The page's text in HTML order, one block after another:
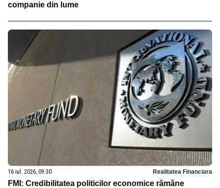
companie din lume
16 iul. 2026, 09:30 Realitatea Financiara
FMI: Credibilitatea politicilor economice rămâne